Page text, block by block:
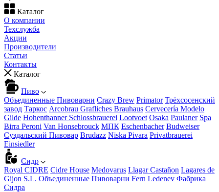
Каталог
О компании
Техслужба
Акции
Производители
Статьи
Контакты
Каталог
Пиво
Объединенные Пивоварни Crazy Brew Primator Трёхсосенский
завод Таркос Arcobrau Grafliches Brauhaus Cervecería Modelo
Gilde Hohenthanner Schlossbrauerei Lootvoet Osaka Paulaner Spa
Birra Peroni Van Honsebrouck МПК Eschenbacher Budweiser
Суздальский Пивовар Brudazz Niska Pivara Privatbrauerei
Einsiedler
Сидр
Royal CIDRE Cidre House Medovarus Llagar Castañon Lagares de
Gijon S.L. Объединенные Пивоварни Fern Ledenev Фабрика
Сидра